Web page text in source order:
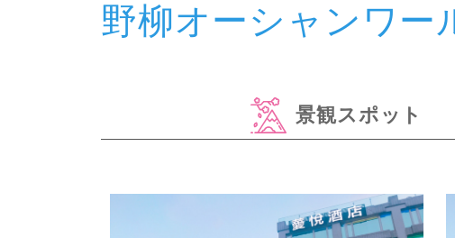
野柳オーシャンワ
景観スポット